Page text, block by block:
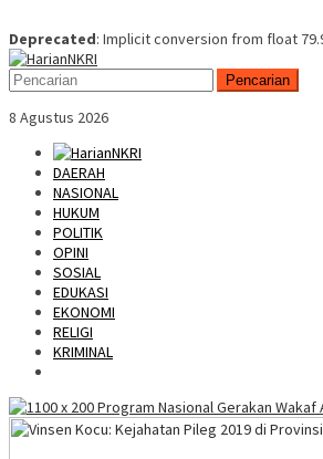
Deprecated: Implicit conversion from float
Skip
to
content
Mobile
Menu
Pencarian
8 Agustus 2026
DAERAH
NASIONAL
HUKUM
POLITIK
OPINI
SOSIAL
EDUKASI
EKONOMI
RELIGI
KRIMINAL